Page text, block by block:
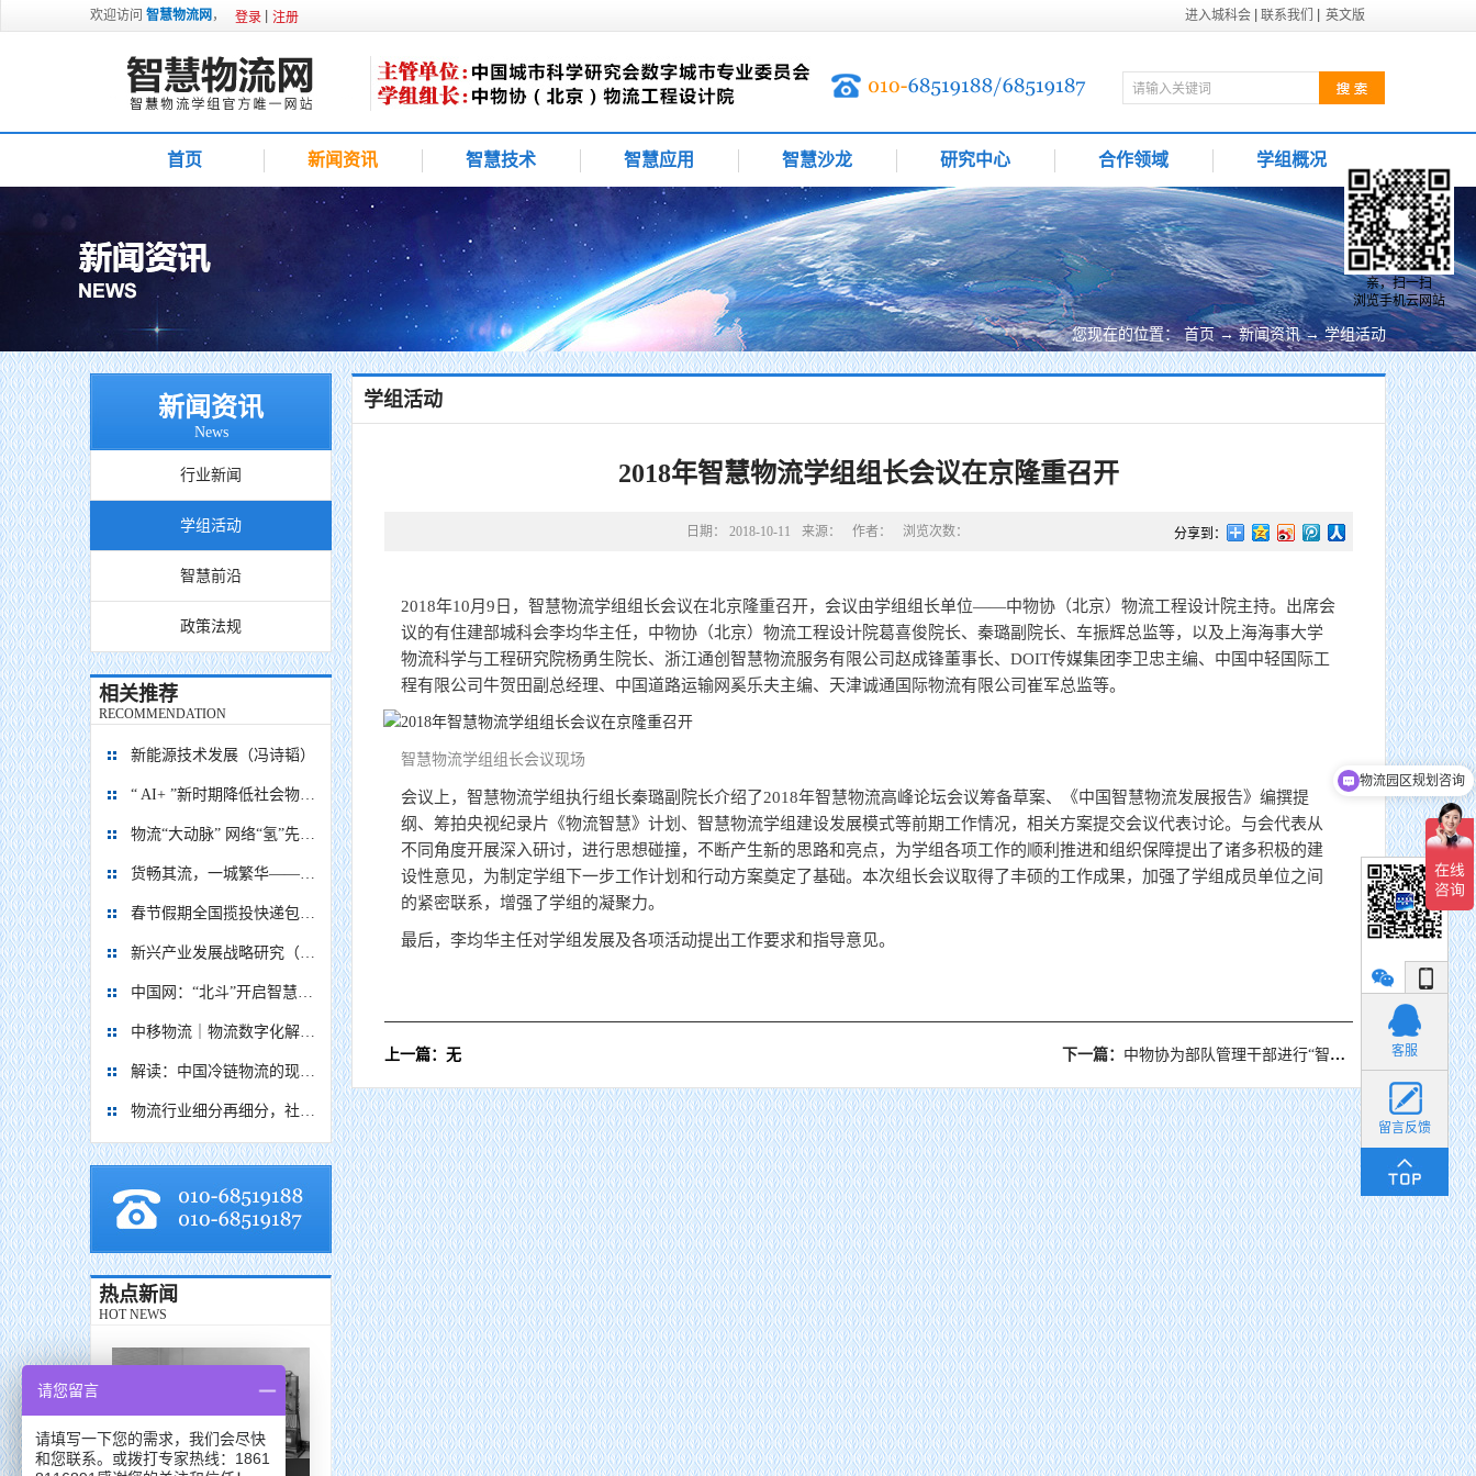
欢迎访问 智慧物流网 ， 登录 注册 进入城科会 联系我们 英文版
首页 新闻资讯 智慧技术 智慧应用 智慧沙龙 研究中心 合作领域 学组概况
新闻资讯
News
行业新闻
学组活动
智慧前沿
政策法规
相关推荐
RECOMMENDATION
新能源技术发展（冯诗韬）
“ AI+ ”新时期降低社会物流成本的思考
物流“大动脉” 网络“氢”先行 7个氢能高速场景落地京津冀
货畅其流，一城繁华——看烟台现代物流发展
春节假期全国揽投快递包裹量超7亿件
新兴产业发展战略研究（2035）
中国网：“北斗”开启智慧物流新篇章
中移物流｜物流数字化解决方案
解读：中国冷链物流的现在与未来
物流行业细分再细分，社区内“分钟级配送”服务隐现商机
热点新闻
HOT NEWS
您现在的位置： 首页 → 新闻资讯 → 学组活动
学组活动
2018年智慧物流学组组长会议在京隆重召开
日期： 2018-10-11 来源： 作者： 浏览次数： 分享到：
2018年10月9日，智慧物流学组组长会议在北京隆重召开，会议由学组组长单位——中物协（北京）物流工程设计院主持。出席会
议的有住建部城科会李均华主任，中物协（北京）物流工程设计院葛喜俊院长、秦璐副院长、车振辉总监等，以及上海海事大学
物流科学与工程研究院杨勇生院长、浙江通创智慧物流服务有限公司赵成锋董事长、DOIT传媒集团李卫忠主编、中国中轻国际工
程有限公司牛贺田副总经理、中国道路运输网奚乐夫主编、天津诚通国际物流有限公司崔军总监等。
智慧物流学组组长会议现场
会议上，智慧物流学组执行组长秦璐副院长介绍了2018年智慧物流高峰论坛会议筹备草案、《中国智慧物流发展报告》编撰提
纲、筹拍央视纪录片《物流智慧》计划、智慧物流学组建设发展模式等前期工作情况，相关方案提交会议代表讨论。与会代表从
不同角度开展深入研讨，进行思想碰撞，不断产生新的思路和亮点，为学组各项工作的顺利推进和组织保障提出了诸多积极的建
设性意见，为制定学组下一步工作计划和行动方案奠定了基础。本次组长会议取得了丰硕的工作成果，加强了学组成员单位之间
的紧密联系，增强了学组的凝聚力。
最后，李均华主任对学组发展及各项活动提出工作要求和指导意见。
上一篇：无 下一篇： 中物协为部队管理干部进行“智慧物流与模式创新”专业培训 小丽
客服
留言反馈
亲，扫一扫
浏览手机云网站
可以介绍下你们的产品么
物流园区规划咨询
请您留言
请填写一下您的需求，我们会尽快
和您联系。或拨打专家热线：1861